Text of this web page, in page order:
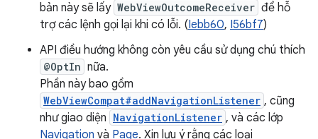
bản này sẽ lấy WebViewOutcomeReceiver để hỗ
trợ các lệnh gọi lại khi có lỗi. (Iebb60, I56bf7)
API điều hướng không còn yêu cầu sử dụng chú thích
@OptIn nữa.
Phần này bao gồm
WebViewCompat#addNavigationListener , cũng
như giao diện NavigationListener , và các lớp
Navigation và Page. Xin lưu ý rằng các loại